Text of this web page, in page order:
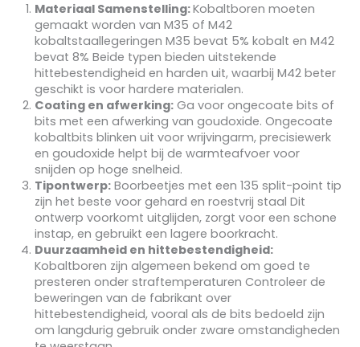
Materiaal Samenstelling:Kobaltboren moeten
gemaakt worden van M35 of M42
kobaltstaallegeringen M35 bevat 5% kobalt en M42
bevat 8% Beide typen bieden uitstekende
hittebestendigheid en harden uit, waarbij M42 beter
geschikt is voor hardere materialen.
Coating en afwerking:Ga voor ongecoate bits of
bits met een afwerking van goudoxide. Ongecoate
kobaltbits blinken uit voor wrijvingarm, precisiewerk
en goudoxide helpt bij de warmteafvoer voor
snijden op hoge snelheid.
Tipontwerp:Boorbeetjes met een 135 split-point tip
zijn het beste voor gehard en roestvrij staal Dit
ontwerp voorkomt uitglijden, zorgt voor een schone
instap, en gebruikt een lagere boorkracht.
Duurzaamheid en hittebestendigheid:
Kobaltboren zijn algemeen bekend om goed te
presteren onder straftemperaturen Controleer de
beweringen van de fabrikant over
hittebestendigheid, vooral als de bits bedoeld zijn
om langdurig gebruik onder zware omstandigheden